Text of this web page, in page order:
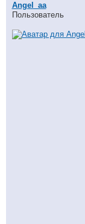
Angel_aa
Пользователь